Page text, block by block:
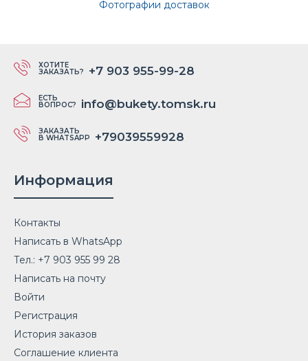
Фотографии доставок
ХОТИТЕ
ЗАКАЗАТЬ? +7 903 955-99-28
ЕСТЬ
ВОПРОС? info@bukety.tomsk.ru
ЗАКАЗАТЬ
В WHATSAPP +79039559928
Информация
Контакты
Написать в WhatsApp
Тел.: +7 903 955 99 28
Написать на почту
Войти
Регистрация
История заказов
Соглашение клиента